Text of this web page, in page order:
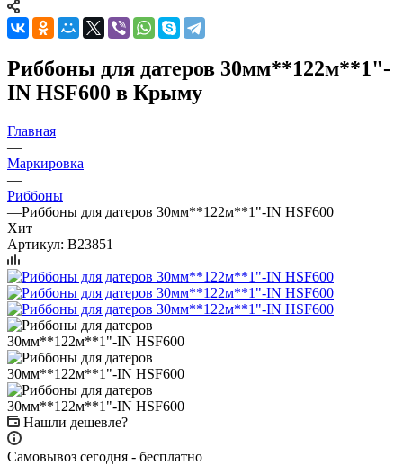
Риббоны для датеров 30мм**122м**1"-
IN HSF600 в Крыму
Главная
—
Маркировка
—
Риббоны
—Риббоны для датеров 30мм**122м**1"-IN HSF600
Хит
Артикул: B23851
Нашли дешевле?
Самовывоз сегодня - бесплатно